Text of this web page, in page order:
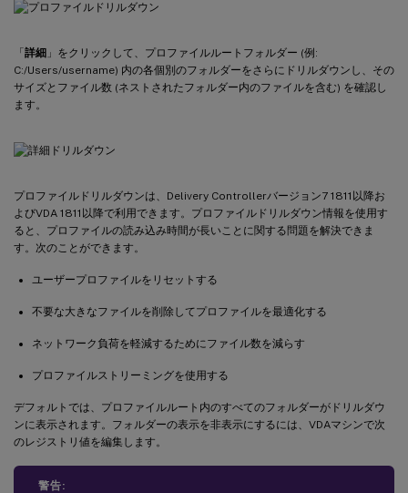
「詳細 」をクリックして、プロファイルルートフォルダー (例:
C:/Users/username) 内の各個別のフォルダーをさらにドリルダウンし、その
サイズとファイル数 (ネストされたフォルダー内のファイルを含む) を確認し
ます。
プロファイルドリルダウンは、Delivery Controllerバージョン7 1811以降お
よびVDA 1811以降で利用できます。プロファイルドリルダウン情報を使用す
ると、プロファイルの読み込み時間が長いことに関する問題を解決できま
す。次のことができます。
ユーザープロファイルをリセットする
不要な大きなファイルを削除してプロファイルを最適化する
ネットワーク負荷を軽減するためにファイル数を減らす
プロファイルストリーミングを使用する
デフォルトでは、プロファイルルート内のすべてのフォルダーがドリルダウ
ンに表示されます。フォルダーの表示を非表示にするには、VDAマシンで次
のレジストリ値を編集します。
警告: